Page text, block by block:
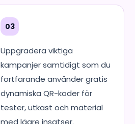
03
Uppgradera viktiga
kampanjer samtidigt som du
fortfarande använder gratis
dynamiska QR-koder för
tester, utkast och material
med lägre insatser.